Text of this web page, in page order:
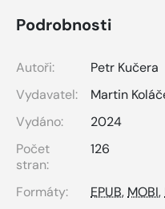
Podrobnosti
Autoři:
Petr Kučera
Vydavatel:
Martin
Vydáno:
2024
Počet
stran:
126
Formáty: EPUB, MOBI,